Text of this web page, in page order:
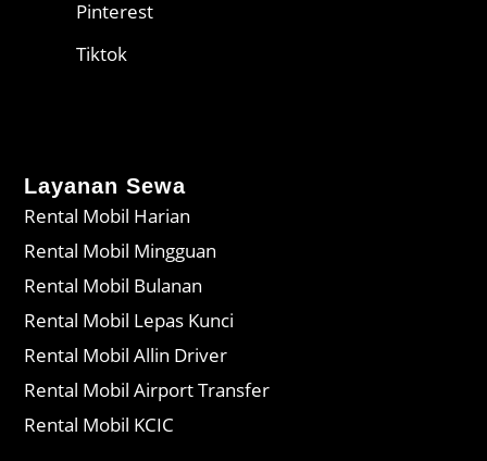
Pinterest
Tiktok
Layanan Sewa
Rental Mobil Harian
Rental Mobil Mingguan
Rental Mobil Bulanan
Rental Mobil Lepas Kunci
Rental Mobil Allin Driver
Rental Mobil Airport Transfer
Rental Mobil KCIC